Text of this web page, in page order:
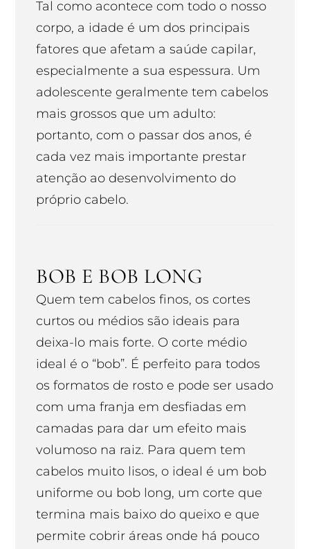
Tal como acontece com todo o nosso
corpo, a idade é um dos principais
fatores que afetam a saúde capilar,
especialmente a sua espessura. Um
adolescente geralmente tem cabelos
mais grossos que um adulto:
portanto, com o passar dos anos, é
cada vez mais importante prestar
atenção ao desenvolvimento do
próprio cabelo.
BOB E BOB LONG
Quem tem cabelos finos, os cortes
curtos ou médios são ideais para
deixa-lo mais forte. O corte médio
ideal é o “bob”. É perfeito para todos
os formatos de rosto e pode ser usado
com uma franja em desfiadas em
camadas para dar um efeito mais
volumoso na raiz. Para quem tem
cabelos muito lisos, o ideal é um bob
uniforme ou bob long, um corte que
termina mais baixo do queixo e que
permite cobrir áreas onde há pouco